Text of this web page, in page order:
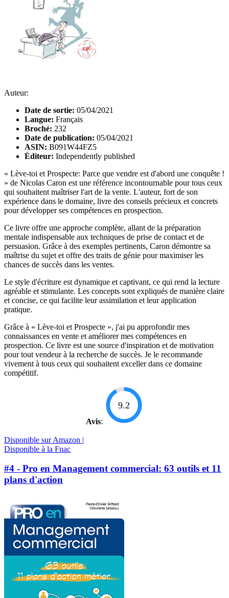
Auteur:
Date de sortie: 05/04/2021
Langue: Français
Broché: 232
Date de publication: 05/04/2021
ASIN: B091W44FZ5
Éditeur: Independently published
« Lève-toi et Prospecte: Parce que vendre est d'abord une conquête !
» de Nicolas Caron est une référence incontournable pour tous ceux
qui souhaitent maîtriser l'art de la vente. L'auteur, fort de son
expérience dans le domaine, livre des conseils précieux et concrets
pour développer ses compétences en prospection.
Ce livre offre une approche complète, allant de la préparation
mentale indispensable aux techniques de prise de contact et de
persuasion. Grâce à des exemples pertinents, Caron démontre sa
maîtrise du sujet et offre des traits de génie pour maximiser les
chances de succès dans les ventes.
Le style d'écriture est dynamique et captivant, ce qui rend la lecture
agréable et stimulante. Les concepts sont expliqués de manière claire
et concise, ce qui facilite leur assimilation et leur application
pratique.
Grâce à « Lève-toi et Prospecte », j'ai pu approfondir mes
connaissances en vente et améliorer mes compétences en
prospection. Ce livre est une source d'inspiration et de motivation
pour tout vendeur à la recherche de succès. Je le recommande
vivement à tous ceux qui souhaitent exceller dans ce domaine
compétitif.
Avis:
9.2
Disponible sur Amazon |
Disponible à la Fnac
#4 - Pro en Management commercial: 63 outils et 11
plans d'action